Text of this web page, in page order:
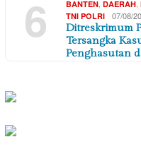
6 BANTEN DAERAH
TNI POLRI 07/08/
Ditreskrimum
Tersangka
Penghasutan